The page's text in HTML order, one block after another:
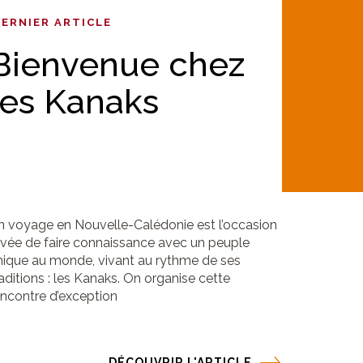
ARTICLE
chez
Kanaks
voyage en Nouvelle-Calédonie est l’occasion
de faire connaissance avec un peuple
au monde, vivant au rythme de ses
: les Kanaks. On organise cette
d’exception